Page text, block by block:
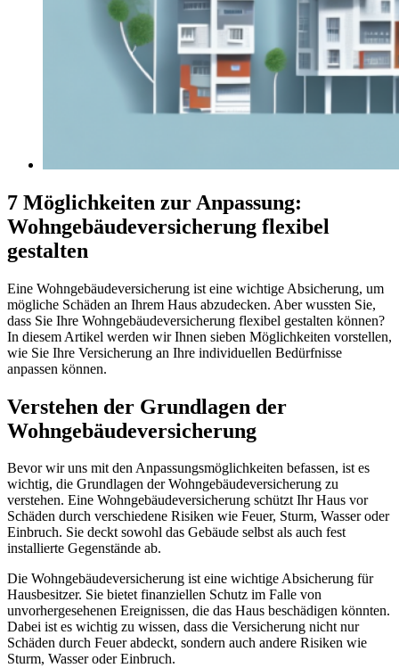
7 Möglichkeiten zur Anpassung:
Wohngebäudeversicherung flexibel
gestalten
Eine Wohngebäudeversicherung ist eine wichtige Absicherung, um
mögliche Schäden an Ihrem Haus abzudecken. Aber wussten Sie,
dass Sie Ihre Wohngebäudeversicherung flexibel gestalten können?
In diesem Artikel werden wir Ihnen sieben Möglichkeiten vorstellen,
wie Sie Ihre Versicherung an Ihre individuellen Bedürfnisse
anpassen können.
Verstehen der Grundlagen der
Wohngebäudeversicherung
Bevor wir uns mit den Anpassungsmöglichkeiten befassen, ist es
wichtig, die Grundlagen der Wohngebäudeversicherung zu
verstehen. Eine Wohngebäudeversicherung schützt Ihr Haus vor
Schäden durch verschiedene Risiken wie Feuer, Sturm, Wasser oder
Einbruch. Sie deckt sowohl das Gebäude selbst als auch fest
installierte Gegenstände ab.
Die Wohngebäudeversicherung ist eine wichtige Absicherung für
Hausbesitzer. Sie bietet finanziellen Schutz im Falle von
unvorhergesehenen Ereignissen, die das Haus beschädigen könnten.
Dabei ist es wichtig zu wissen, dass die Versicherung nicht nur
Schäden durch Feuer abdeckt, sondern auch andere Risiken wie
Sturm, Wasser oder Einbruch.